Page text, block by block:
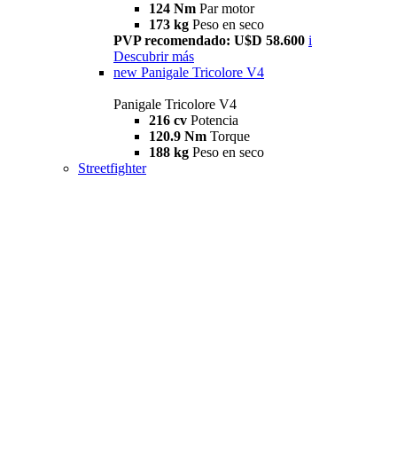
124 Nm Par motor
173 kg Peso en seco
PVP recomendado: U$D 58.600 i
Descubrir más
new Panigale Tricolore V4
Panigale Tricolore V4
216 cv Potencia
120.9 Nm Torque
188 kg Peso en seco
Streetfighter